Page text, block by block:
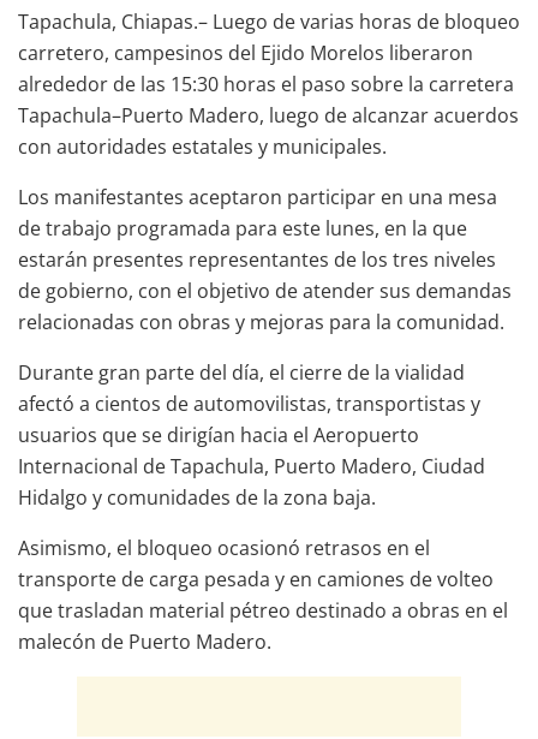
Tapachula, Chiapas.– Luego de varias horas de bloqueo
carretero, campesinos del Ejido Morelos liberaron
alrededor de las 15:30 horas el paso sobre la carretera
Tapachula–Puerto Madero, luego de alcanzar acuerdos
con autoridades estatales y municipales.
Los manifestantes aceptaron participar en una mesa
de trabajo programada para este lunes, en la que
estarán presentes representantes de los tres niveles
de gobierno, con el objetivo de atender sus demandas
relacionadas con obras y mejoras para la comunidad.
Durante gran parte del día, el cierre de la vialidad
afectó a cientos de automovilistas, transportistas y
usuarios que se dirigían hacia el Aeropuerto
Internacional de Tapachula, Puerto Madero, Ciudad
Hidalgo y comunidades de la zona baja.
Asimismo, el bloqueo ocasionó retrasos en el
transporte de carga pesada y en camiones de volteo
que trasladan material pétreo destinado a obras en el
malecón de Puerto Madero.